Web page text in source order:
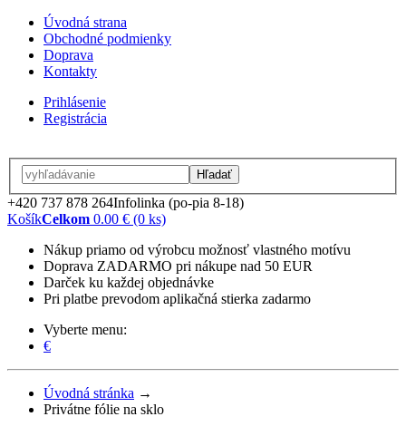
Úvodná strana
Obchodné podmienky
Doprava
Kontakty
Prihlásenie
Registrácia
Hľadať
+420 737 878 264Infolinka (po-pia 8-18)
KošíkCelkom 0.00 € (0 ks)
Nákup priamo od výrobcu možnosť vlastného motívu
Doprava ZADARMO pri nákupe nad 50 EUR
Darček ku každej objednávke
Pri platbe prevodom aplikačná stierka zadarmo
Vyberte menu:
€
Úvodná stránka →
Privátne fólie na sklo